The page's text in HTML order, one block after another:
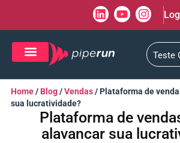
Teste
Home/ Blog/Vendas/Plataforma de
sua lucratividade?
Plataforma de
alavancar sua